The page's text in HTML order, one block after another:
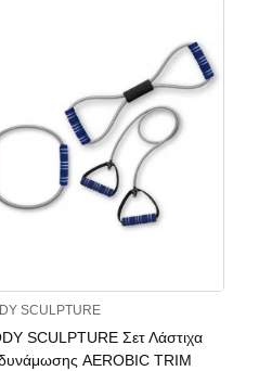
SCULPTURE
SCULPTURE Σετ Λάστιχα
AEROBIC TRIM